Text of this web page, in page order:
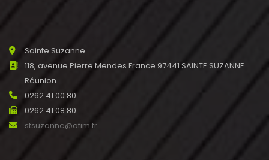
Sainte Suzanne
118, avenue Pierre Mendes France 97441 SAINTE SUZANNE
Réunion
0262 41 00 80
0262 41 08 80
stsuzanne@ofim.fr